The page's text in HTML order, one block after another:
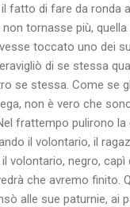
fatto di fare da ronda
tornasse più,
toccato uno dei
di se stessa
se stessa. Come se
non è vero che
frattempo pulirono
il volontario, il
volontario, negro,
che avremo finito.
alle sue paturnie, ai